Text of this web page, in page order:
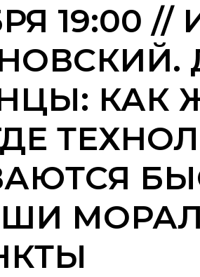
19:00 //
КАК